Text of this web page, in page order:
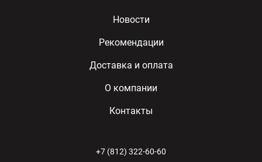
Новости
Рекомендации
Доставка и оплата
О компании
Контакты
+7 (812) 322-60-60